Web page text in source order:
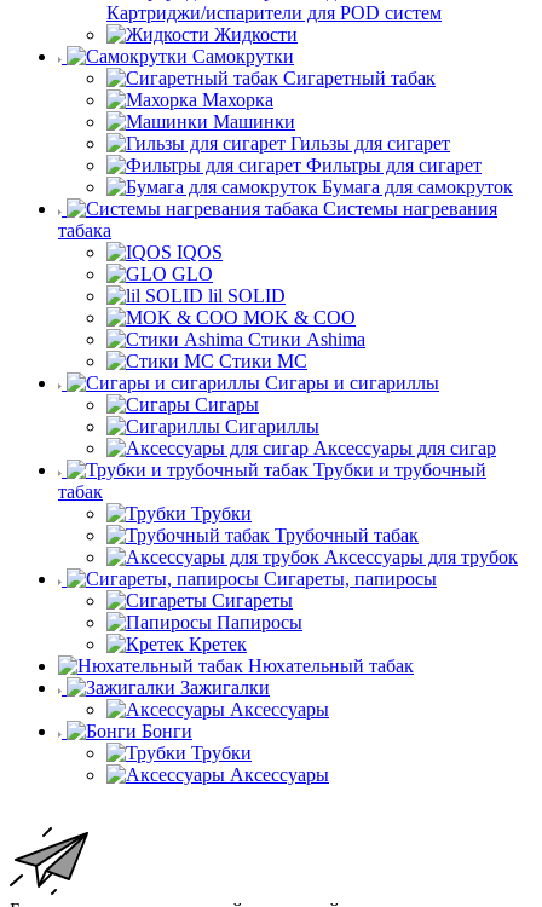
Картриджи/испарители для POD систем
Жидкости
Самокрутки
Сигаретный табак
Махорка
Машинки
Гильзы для сигарет
Фильтры для сигарет
Бумага для самокруток
Системы нагревания
табака
IQOS
GLO
lil SOLID
MOK & COO
Стики Ashima
Стики MC
Сигары и сигариллы
Сигары
Сигариллы
Аксессуары для сигар
Трубки и трубочный
табак
Трубки
Трубочный табак
Аксессуары для трубок
Сигареты, папиросы
Сигареты
Папиросы
Кретек
Нюхательный табак
Зажигалки
Аксессуары
Бонги
Трубки
Аксессуары